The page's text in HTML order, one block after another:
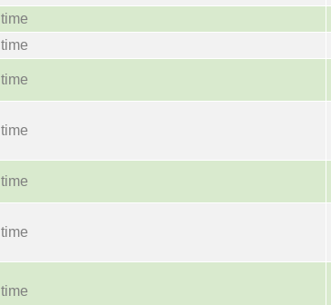
time
time
time
time
time
time
time